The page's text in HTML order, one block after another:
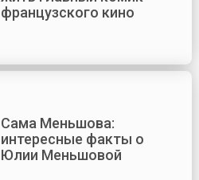
французского кино
Сама Меньшова:
интересные факты о
Юлии Меньшовой